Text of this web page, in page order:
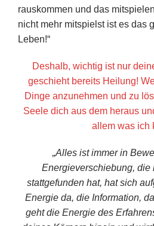
rauskommen und das
nicht mehr mitspielst ist es das
Leben!“
Deshalb, wichtig ist nur
geschieht bereits Heilung!
Dinge anzunehmen und zu
Seele dich aus dem heraus
allem was ich
„Alles ist immer in
Energieverschiebung, die
stattgefunden hat, hat sich
Energie da, die Information,
geht die Energie des